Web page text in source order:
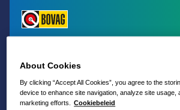
About Cookies
By clicking “Accept All Cookies”, you agree to the
device to enhance site navigation, analyze site usage,
marketing efforts.
Cookiebeleid